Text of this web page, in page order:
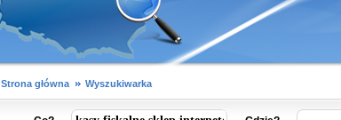
Strona główna Wyszukiwarka